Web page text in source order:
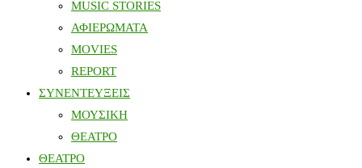
MUSIC STORIES
ΑΦΙΕΡΩΜΑΤΑ
MOVIES
REPORT
ΣΥΝΕΝΤΕΥΞΕΙΣ
ΜΟΥΣΙΚΗ
ΘΕΑΤΡΟ
ΘΕΑΤΡΟ